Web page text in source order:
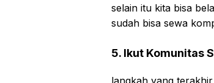
selain itu kita bisa
sudah bisa sewa
5. Ikut Komunitas